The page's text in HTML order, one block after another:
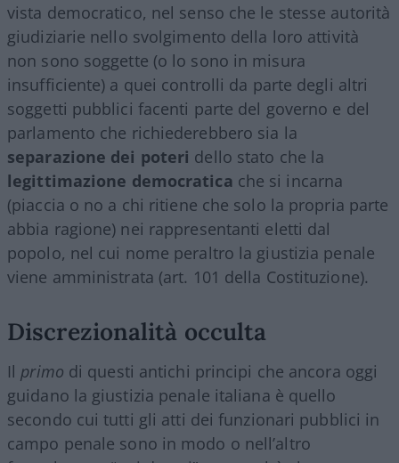
vista democratico, nel senso che le stesse autorità
giudiziarie nello svolgimento della loro attività
non sono soggette (o lo sono in misura
insufficiente) a quei controlli da parte degli altri
soggetti pubblici facenti parte del governo e del
parlamento che richiederebbero sia la
separazione dei poteri dello stato che la
legittimazione democratica che si incarna
(piaccia o no a chi ritiene che solo la propria parte
abbia ragione) nei rappresentanti eletti dal
popolo, nel cui nome peraltro la giustizia penale
viene amministrata (art. 101 della Costituzione).
Discrezionalità occulta
Il primo di questi antichi principi che ancora oggi
guidano la giustizia penale italiana è quello
secondo cui tutti gli atti dei funzionari pubblici in
campo penale sono in modo o nell’altro